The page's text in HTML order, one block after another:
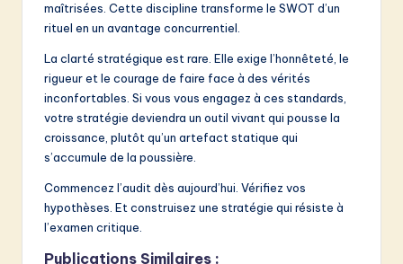
maîtrisées. Cette discipline transforme le SWOT d’un
rituel en un avantage concurrentiel.
La clarté stratégique est rare. Elle exige l’honnêteté, le
rigueur et le courage de faire face à des vérités
inconfortables. Si vous vous engagez à ces standards,
votre stratégie deviendra un outil vivant qui pousse la
croissance, plutôt qu’un artefact statique qui
s’accumule de la poussière.
Commencez l’audit dès aujourd’hui. Vérifiez vos
hypothèses. Et construisez une stratégie qui résiste à
l’examen critique.
Publications Similaires :